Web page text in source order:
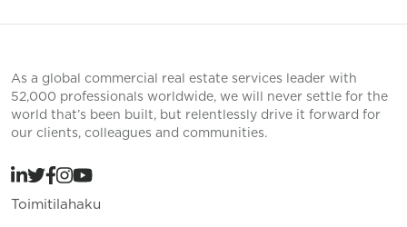
As a global commercial real estate services leader with
52,000 professionals worldwide, we will never settle for the
world that’s been built, but relentlessly drive it forward for
our clients, colleagues and communities.
Toimitilahaku